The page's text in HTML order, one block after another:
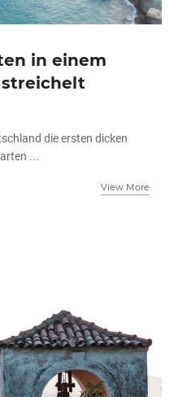
in einem
streichelt
die ersten dicken
...
View More